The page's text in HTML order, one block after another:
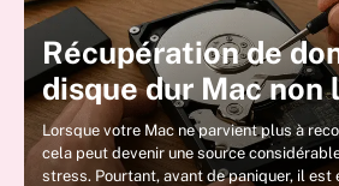
Récupération de
disque dur Mac non
Lorsque votre Mac ne parvient plus à
cela peut devenir une source
stress. Pourtant, avant de paniquer, il est